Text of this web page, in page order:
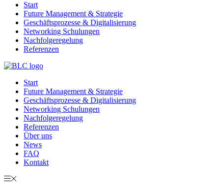
Start
Future Management & Strategie
Geschäftsprozesse & Digitalisierung
Networking Schulungen
Nachfolgeregelung
Referenzen
Start
Future Management & Strategie
Geschäftsprozesse & Digitalisierung
Networking Schulungen
Nachfolgeregelung
Referenzen
Über uns
News
FAQ
Kontakt